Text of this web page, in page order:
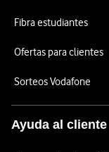
Fibra estudiantes
Ofertas para clientes
Sorteos Vodafone
Ayuda al cliente